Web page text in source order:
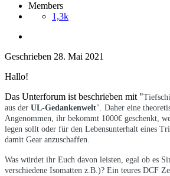
Members
1,3k
Geschrieben 28. Mai 2021
Hallo!
Das Unterforum ist beschrieben mit "
aus der UL-Gedankenwelt". Daher eine
Angenommen, ihr bekommt 1000€ geschenkt,
legen sollt oder für den Lebensunterhalt eines
damit Gear anzuschaffen.
Was würdet ihr Euch davon leisten, egal ob es
verschiedene Isomatten z.B.)? Ein teures DCF